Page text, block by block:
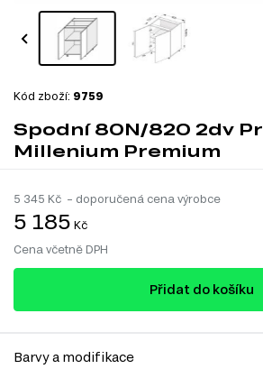
Kód zboží: 9759
Spodní 80N/820 2dv
Millenium Premium
5 345 Kč – doporučená cena výrobce
5 185 Kč
Cena včetně DPH
Přidat do košíku
Barvy a modifikace